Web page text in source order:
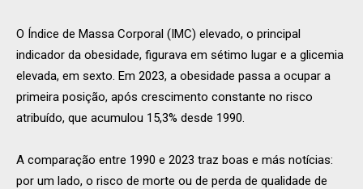
O Índice de Massa Corporal (IMC) elevado, o principal
indicador da obesidade, figurava em sétimo lugar e a glicemia
elevada, em sexto. Em 2023, a obesidade passa a ocupar a
primeira posição, após crescimento constante no risco
atribuído, que acumulou 15,3% desde 1990.
A comparação entre 1990 e 2023 traz boas e más notícias:
por um lado, o risco de morte ou de perda de qualidade de